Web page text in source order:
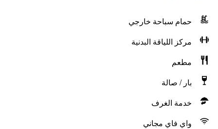
حمام سباحة خارجي
مركز اللياقة البدنية
مطعم
بار / صالة
خدمة الغرف
واي فاي مجاني